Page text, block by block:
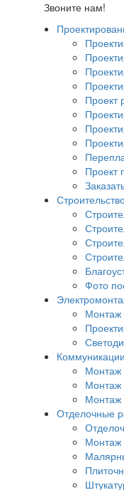
Звоните нам!
Проект
Проект
Фото
Монтаж
Коммуникации
Монтаж
Монтаж
Монтаж
Отделочные
Монтаж